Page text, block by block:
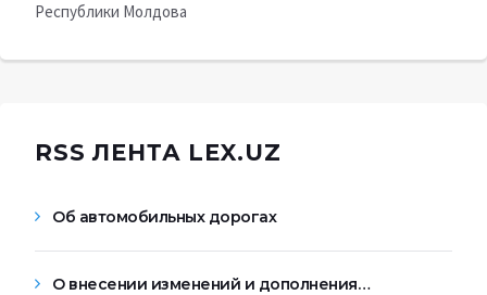
Республики Молдова
RSS ЛЕНТА LEX.UZ
Об автомобильных дорогах
О внесении изменений и дополнения…